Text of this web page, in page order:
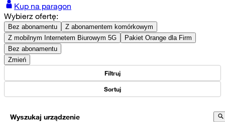
Kup na paragon
Wybierz ofertę:
Bez abonamentu
Z abonamentem komórkowym
Z mobilnym Internetem Biurowym 5G
Pakiet Orange dla Firm
Bez abonamentu
Zmień
Filtruj
Sortuj
Wyszukaj urządzenie